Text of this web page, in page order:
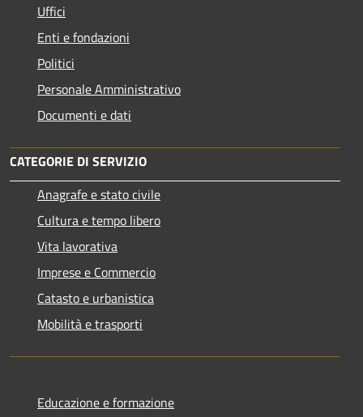
Uffici
Enti e fondazioni
Politici
Personale Amministrativo
Documenti e dati
CATEGORIE DI SERVIZIO
Anagrafe e stato civile
Cultura e tempo libero
Vita lavorativa
Imprese e Commercio
Catasto e urbanistica
Mobilità e trasporti
Educazione e formazione